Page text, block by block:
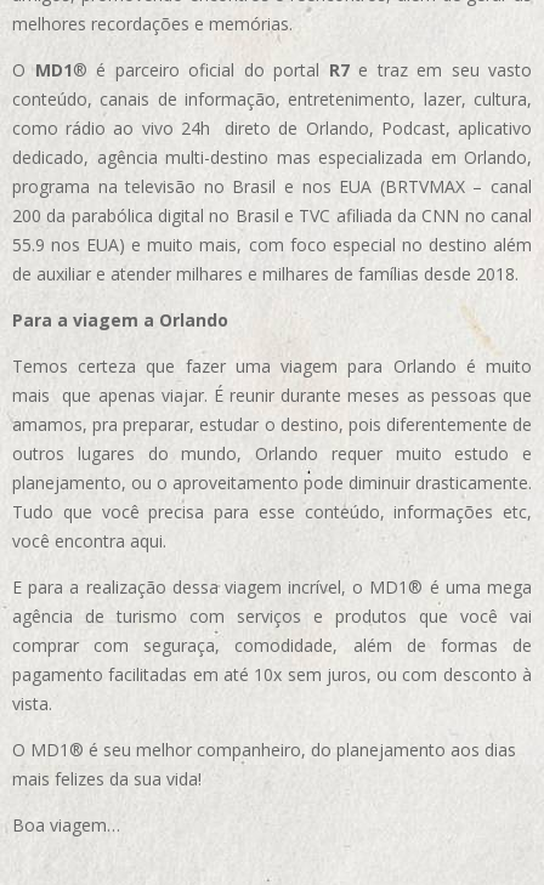
melhores recordações e memórias.
OMD1® é parceiro oficial do portal R7e traz em seu vasto
conteúdo, canais de informação, entretenimento, lazer, cultura,
como rádio ao vivo 24h direto de Orlando, Podcast, aplicativo
dedicado, agência multi-destino mas especializada em Orlando,
programa na televisão no Brasil e nos EUA (BRTVMAX – canal
200 da parabólica digital no Brasil e TVC afiliada da CNN no canal
55.9 nos EUA) e muito mais, com foco especial no destino além
de auxiliar e atender milhares e milhares de famílias desde 2018.
Para a viagem a Orlando
Temos certeza que fazer uma viagem para Orlando é muito
mais que apenas viajar. É reunir durante meses as pessoas que
amamos, pra preparar, estudar o destino, pois diferentemente de
outros lugares do mundo, Orlando requer muito estudo e
planejamento, ou o aproveitamento pode diminuir drasticamente.
Tudo que você precisa para esse conteúdo, informações etc,
você encontra aqui.
E para a realização dessa viagem incrível, o MD1® é uma mega
agência de turismo com serviços e produtos que você vai
comprar com seguraça, comodidade, além de formas de
pagamento facilitadas em até 10x sem juros, ou com desconto à
vista.
O MD1® é seu melhor companheiro, do planejamento aos dias
mais felizes da sua vida!
Boa viagem…